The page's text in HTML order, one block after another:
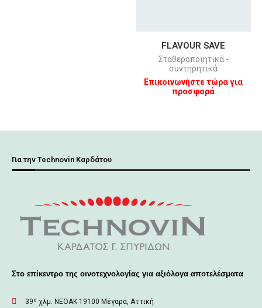
FLAVOUR SAVE
Σταθεροποιητικά -
συντηρητικά
Επικοινωνήστε τώρα για
προσφορά
Για την Technovin Καρδάτου
Στο επίκεντρο της οινοτεχνολογίας για αξιόλογα αποτελέσματα
39º χλμ. ΝΕΟΑΚ 19100 Mέγαρα, Αττική